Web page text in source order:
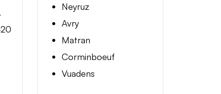
Neyruz
Avry
Matran
Corminboeuf
Vuadens